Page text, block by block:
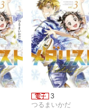
3
つるまいかだ